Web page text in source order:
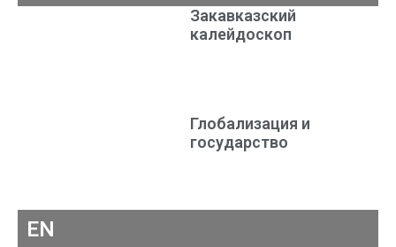
Закавказский
калейдоскоп
Глобализация и
государство
EN